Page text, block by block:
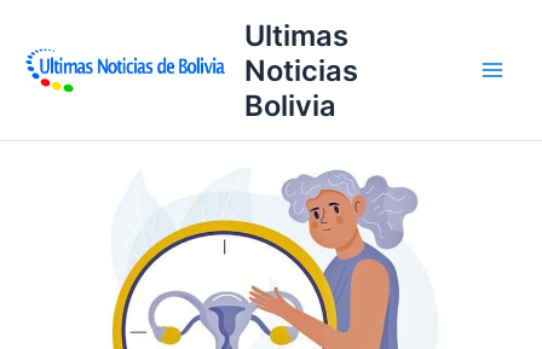
contenido
Ultimas
Noticias
Bolivia
transformación